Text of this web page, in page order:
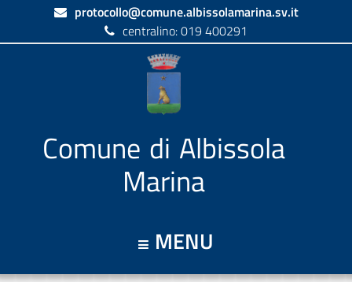
protocollo@comune.albissolamarina.sv.it
centralino: 019 400291
Comune di Albissola
Marina
MENU